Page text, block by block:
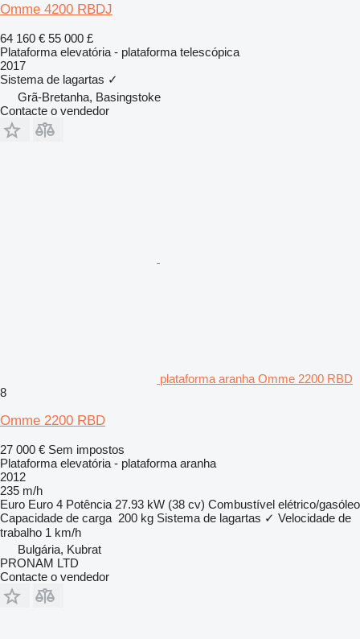
Omme 4200 RBDJ
64 160 € 55 000 £
Plataforma elevatória - plataforma telescópica
2017
Sistema de lagartas ✓
Grã-Bretanha, Basingstoke
Contacte o vendedor
plataforma aranha Omme 2200 RBD
8
Omme 2200 RBD
27 000 € Sem impostos
Plataforma elevatória - plataforma aranha
2012
235 m/h
Euro Euro 4 Potência 27.93 kW (38 cv) Combustível elétrico/gasóleo
Capacidade de carga 200 kg Sistema de lagartas ✓ Velocidade de
trabalho 1 km/h
Bulgária, Kubrat
PRONAM LTD
Contacte o vendedor